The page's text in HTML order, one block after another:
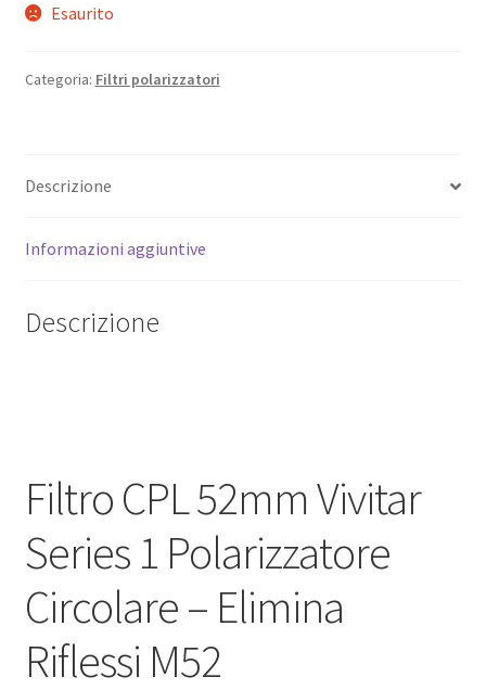
Esaurito
Categoria: Filtri polarizzatori
Descrizione
Informazioni aggiuntive
Descrizione
Filtro CPL 52mm Vivitar
Series 1 Polarizzatore
Circolare – Elimina
Riflessi M52